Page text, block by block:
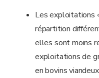
Les exploitations
répartition
elles sont moins
exploitations de
en bovins